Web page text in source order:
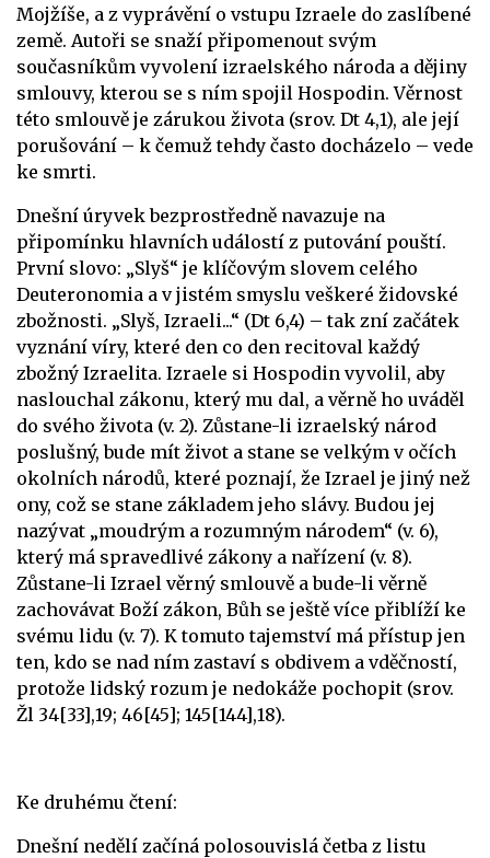
Mojžíše, a z vyprávění o vstupu Izraele do zaslíbené
země. Autoři se snaží připomenout svým
současníkům vyvolení izraelského národa a dějiny
smlouvy, kterou se s ním spojil Hospodin. Věrnost
této smlouvě je zárukou života (srov. Dt 4,1), ale její
porušování – k čemuž tehdy často docházelo – vede
ke smrti.
Dnešní úryvek bezprostředně navazuje na
připomínku hlavních událostí z putování pouští.
První slovo: „Slyš“ je klíčovým slovem celého
Deuteronomia a v jistém smyslu veškeré židovské
zbožnosti. „Slyš, Izraeli...“ (Dt 6,4) – tak zní začátek
vyznání víry, které den co den recitoval každý
zbožný Izraelita. Izraele si Hospodin vyvolil, aby
naslouchal zákonu, který mu dal, a věrně ho uváděl
do svého života (v. 2). Zůstane-li izraelský národ
poslušný, bude mít život a stane se velkým v očích
okolních národů, které poznají, že Izrael je jiný než
ony, což se stane základem jeho slávy. Budou jej
nazývat „moudrým a rozumným národem“ (v. 6),
který má spravedlivé zákony a nařízení (v. 8).
Zůstane-li Izrael věrný smlouvě a bude-li věrně
zachovávat Boží zákon, Bůh se ještě více přiblíží ke
svému lidu (v. 7). K tomuto tajemství má přístup jen
ten, kdo se nad ním zastaví s obdivem a vděčností,
protože lidský rozum je nedokáže pochopit (srov.
Žl 34[33],19; 46[45]; 145[144],18).
Ke druhému čtení:
Dnešní nedělí začíná polosouvislá četba z listu